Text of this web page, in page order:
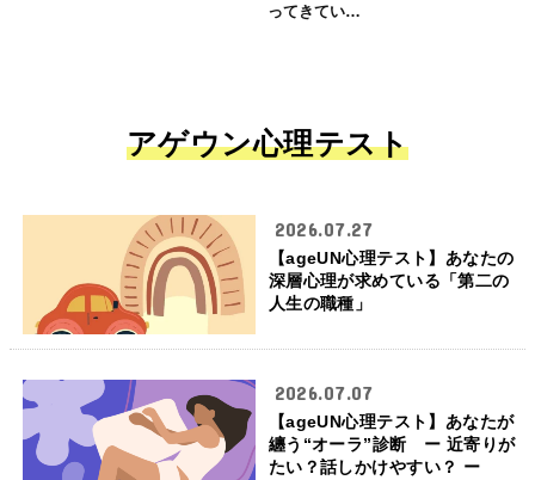
ってきてい…
アゲウン心理テスト
2026.07.27
【ageUN心理テスト】あなたの
深層心理が求めている「第二の
人生の職種」
2026.07.07
【ageUN心理テスト】あなたが
纏う“オーラ”診断 ー 近寄りが
たい？話しかけやすい？ ー